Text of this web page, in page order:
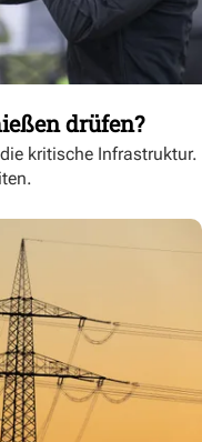
drüfen?
kritische Infrastruktur.